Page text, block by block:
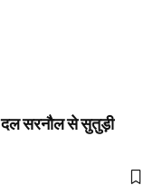
दल सरनौल से सुतुड़ी